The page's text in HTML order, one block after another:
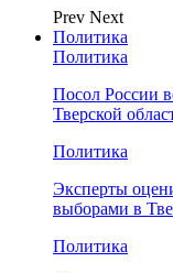
Prev Next
Политика
Политика
Посол России
Тверской
Политика
Эксперты
выборами в
Политика